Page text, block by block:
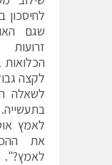
שגם
לקצה
לשאלה
לאמץ
את
לאמץ?".